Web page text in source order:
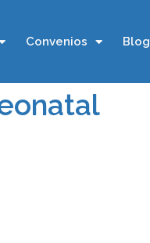
Convenios Blog